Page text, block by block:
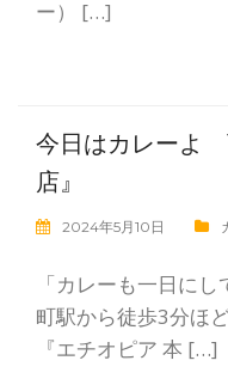
ー） […]
今日はカレーよ
店』
2024年5月10日
「カレーも一日に
町駅から徒歩3分ほ
『エチオピア 本 […]